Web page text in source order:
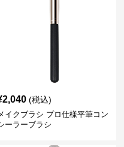
2,040 (税込)
イクブラシ プロ仕様平筆コン
ーラーブラシ